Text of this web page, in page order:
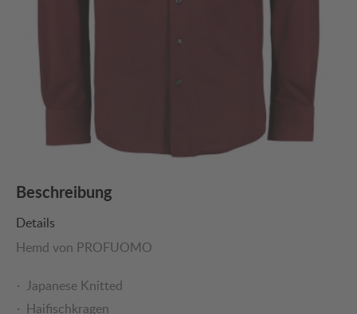
Beschreibung
Details
Hemd von PROFUOMO
Japanese Knitted
Haifischkragen